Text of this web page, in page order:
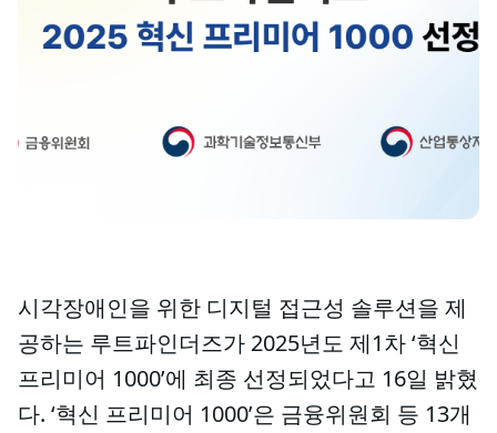
시각장애인을 위한 디지털 접근성 솔루션을 제
공하는 루트파인더즈가 2025년도 제1차 ‘혁신
프리미어 1000’에 최종 선정되었다고 16일 밝혔
다. ‘혁신 프리미어 1000’은 금융위원회 등 13개